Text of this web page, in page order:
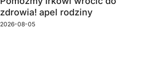
zdrowia! apel rodziny
2026-08-05